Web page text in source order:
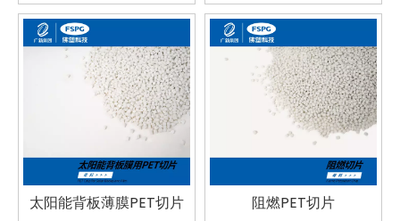
太阳能背板薄膜PET切片 阻燃PET切片